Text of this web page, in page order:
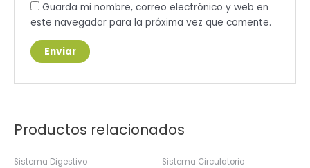
Guarda mi nombre, correo electrónico y web en
este navegador para la próxima vez que comente.
Productos relacionados
Sistema Digestivo Sistema Circulatorio